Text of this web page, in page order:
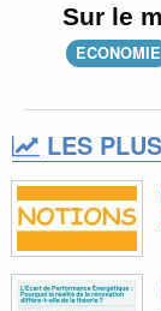
Sur le
ECONOMIE
LES